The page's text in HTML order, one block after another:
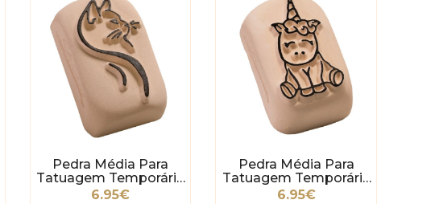
Pedra Média Para
Tatuagem Temporária
- Gato Tribal
6.95€
Pedra Média Para
Tatuagem Temporária
- Unicórnio
6.95€